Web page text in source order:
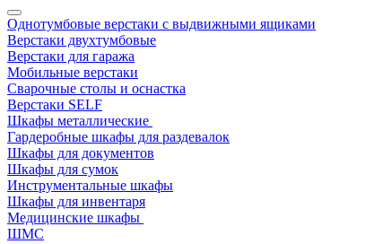
Однотумбовые верстаки с выдвижными ящиками
Верстаки двухтумбовые
Верстаки для гаража
Мобильные верстаки
Сварочные столы и оснастка
Верстаки SELF
Шкафы металлические
Гардеробные шкафы для раздевалок
Шкафы для документов
Шкафы для сумок
Инструментальные шкафы
Шкафы для инвентаря
Медицинские шкафы
ШМС